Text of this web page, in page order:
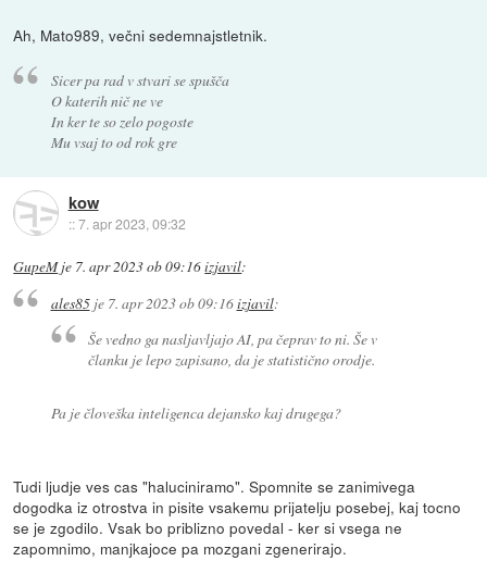
Ah, Mato989, večni sedemnajstletnik.
Sicer pa rad v stvari se spušča
O katerih nič ne ve
In ker te so zelo pogoste
Mu vsaj to od rok gre
kow
::7. apr 2023, 09:32
GupeMje 7. apr 2023 ob 09:16izjavil:
ales85je 7. apr 2023 ob 09:16izjavil:
Še vedno ga nasljavljajo AI, pa čeprav to ni. Še v
članku je lepo zapisano, da je statistično orodje.
Pa je človeška inteligenca dejansko kaj drugega?
Tudi ljudje ves cas "haluciniramo". Spomnite se zanimivega
dogodka iz otrostva in pisite vsakemu prijatelju posebej, kaj tocno
se je zgodilo. Vsak bo priblizno povedal - ker si vsega ne
zapomnimo, manjkajoce pa mozgani zgenerirajo.